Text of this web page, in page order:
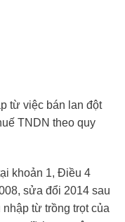
từ việc bán lan đột
TNDN theo quy
khoản 1, Điều 4
sửa đổi 2014 sau
từ trồng trọt của